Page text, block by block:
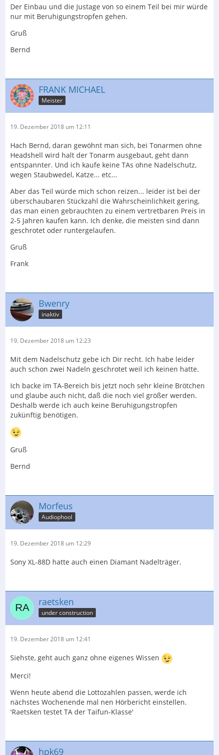
Der Einbau und die Justage von so einem Teil bei mir würde
nur mit Beruhigungstropfen gehen.
Gruß
Bernd
FRANK MICHAEL
Meister
19. Dezember 2018 um 12:11
Hach Bernd, daran gewöhnt man sich, bei Tonarmen ohne
Headshell wird halt der Tonarm ausgebaut, geht dann
entspannter. Und ich kaufe keine TAs ohne Nadelschutz,
wegen Staubwedel, Katze... etc...
Aber das Teil würde mich schon reizen... leider ist bei der
überschaubaren Stückzahl die Wahrscheinlichkeit gering,
das man einen gebrauchten zu einem vertretbaren Preis in
2-5 Jahren kaufen kann. Ich denke, die meisten sind dann
geschrotet oder runtergelaufen.
Gruß
Frank
Bwenry
inaktiv
19. Dezember 2018 um 12:23
Mit dem Nadelschutz gebe ich Dir recht. Ich habe leider
auch schon zwei Nadeln geschrotet weil ich keinen hatte.
Ich backe im TA-Bereich bis jetzt noch sehr kleine Brötchen
und glaube auch nicht, daß die noch viel größer werden.
Deshalb werde ich auch keine Beruhigungstropfen
zukünftig benötigen.
Gruß
Bernd
Morfeus
Audiophool
19. Dezember 2018 um 12:29
Sony XL-88D hatte auch einen Diamant Nadelträger.
raetsken
under construction
19. Dezember 2018 um 12:41
Siehste, geht auch ganz ohne eigenes Wissen
Merci!
Wenn heute abend die Lottozahlen passen, werde ich
nächstes Wochenende mal nen Hörbericht einstellen.
'Raetsken testet TA der Taifun-Klasse'
hpk69